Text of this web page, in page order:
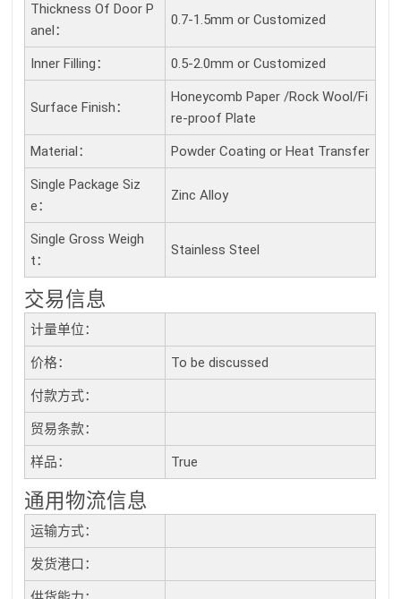
Thickness Of Door P
Anel：
0.7-1.5mm or Customized
Inner Filling： 0.5-2.0mm or Customized
Surface Finish：
Honeycomb Paper /Rock Wool/Fi
re-proof Plate
Material： Powder Coating or Heat Transfer
Single Package Siz
E：
Zinc Alloy
Single Gross Weigh
T：
Stainless Steel
交易信息
计量单位：
价格： To be discussed
付款方式：
贸易条款：
样品： True
通用物流信息
运输方式：
发货港口：